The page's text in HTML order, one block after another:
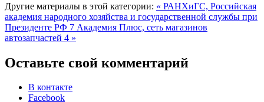
Другие материалы в этой категории: « РАНХиГС, Российская
академия народного хозяйства и государственной службы при
Президенте РФ 7 Академия Плюс, сеть магазинов
автозапчастей 4 »
Оставьте свой комментарий
В контакте
Facebook